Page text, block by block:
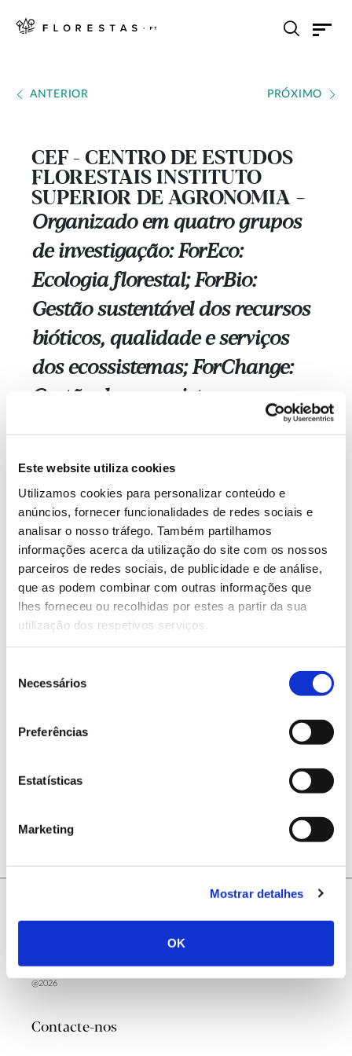
Este website utiliza cookies
Utilizamos cookies para personalizar conteúdo e
anúncios, fornecer funcionalidades de redes sociais e
analisar o nosso tráfego. Também partilhamos
informações acerca da utilização do site com os nossos
parceiros de redes sociais, de publicidade e de análise,
que as podem combinar com outras informações que
lhes forneceu ou recolhidas por estes a partir da sua
utilização dos respetivos serviços.
Necessários
Preferências
Estatísticas
Marketing
Mostrar detalhes
OK
ANTERIOR PRÓXIMO
CEF - CENTRO DE ESTUDOS
FLORESTAIS INSTITUTO
SUPERIOR DE AGRONOMIA ---
Organizado em quatro grupos
de investigação: ForEco:
Ecologia florestal; ForBio:
Gestão sustentável dos recursos
bióticos, qualidade e serviços
dos ecossistemas; ForChange:
Gestão dos ecossistemas
Produtos florestais e
biorrefinarias.
Organizado em quatro grupos de investigação:
ForEco: Ecologia florestal; ForBio: Gestão
sustentável dos recursos bióticos, qualidade e
serviços dos ecossistemas; ForChange: Gestão dos
ANTERIOR PRÓXIMO
@2026
Contacte-nos